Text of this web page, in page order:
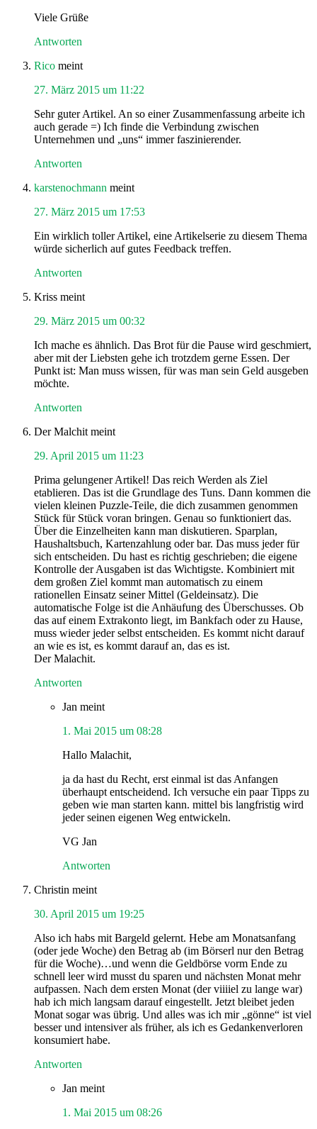
Viele Grüße
Antworten
Rico meint
27. März 2015 um 11:22
Sehr guter Artikel. An so einer Zusammenfassung arbeite ich
auch gerade =) Ich finde die Verbindung zwischen
Unternehmen und „uns“ immer faszinierender.
Antworten
karstenochmann meint
27. März 2015 um 17:53
Ein wirklich toller Artikel, eine Artikelserie zu diesem Thema
würde sicherlich auf gutes Feedback treffen.
Antworten
Kriss meint
29. März 2015 um 00:32
Ich mache es ähnlich. Das Brot für die Pause wird geschmiert,
aber mit der Liebsten gehe ich trotzdem gerne Essen. Der
Punkt ist: Man muss wissen, für was man sein Geld ausgeben
möchte.
Antworten
Der Malchit meint
29. April 2015 um 11:23
Prima gelungener Artikel! Das reich Werden als Ziel
etablieren. Das ist die Grundlage des Tuns. Dann kommen die
vielen kleinen Puzzle-Teile, die dich zusammen genommen
Stück für Stück voran bringen. Genau so funktioniert das.
Über die Einzelheiten kann man diskutieren. Sparplan,
Haushaltsbuch, Kartenzahlung oder bar. Das muss jeder für
sich entscheiden. Du hast es richtig geschrieben; die eigene
Kontrolle der Ausgaben ist das Wichtigste. Kombiniert mit
dem großen Ziel kommt man automatisch zu einem
rationellen Einsatz seiner Mittel (Geldeinsatz). Die
automatische Folge ist die Anhäufung des Überschusses. Ob
das auf einem Extrakonto liegt, im Bankfach oder zu Hause,
muss wieder jeder selbst entscheiden. Es kommt nicht darauf
an wie es ist, es kommt darauf an, das es ist.
Der Malachit.
Antworten
Jan meint
1. Mai 2015 um 08:28
Hallo Malachit,
ja da hast du Recht, erst einmal ist das Anfangen
überhaupt entscheidend. Ich versuche ein paar Tipps zu
geben wie man starten kann. mittel bis langfristig wird
jeder seinen eigenen Weg entwickeln.
VG Jan
Antworten
Christin meint
30. April 2015 um 19:25
Also ich habs mit Bargeld gelernt. Hebe am Monatsanfang
(oder jede Woche) den Betrag ab (im Börserl nur den Betrag
für die Woche)…und wenn die Geldbörse vorm Ende zu
schnell leer wird musst du sparen und nächsten Monat mehr
aufpassen. Nach dem ersten Monat (der viiiiel zu lange war)
hab ich mich langsam darauf eingestellt. Jetzt bleibet jeden
Monat sogar was übrig. Und alles was ich mir „gönne“ ist viel
besser und intensiver als früher, als ich es Gedankenverloren
konsumiert habe.
Antworten
Jan meint
1. Mai 2015 um 08:26